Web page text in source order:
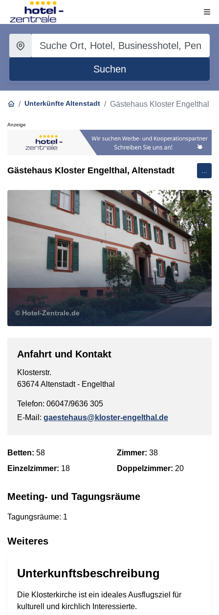
Suchen
Unterkünfte Altenstadt Gästehaus Kloster Engelthal
Anzeige
Gästehaus Kloster Engelthal, Altenstadt
© Hotel-Zentrale.de
Anfahrt und Kontakt
Klosterstr.
63674 Altenstadt - Engelthal
Telefon: 06047/9636 305
E-Mail: gaestehaus@kloster-engelthal.de
Betten: 58 Zimmer: 38
Einzelzimmer: 18 Doppelzimmer: 20
Meeting- und Tagungsräume
Tagungsräume: 1
Weiteres
Unterkunftsbeschreibung
Die Klosterkirche ist ein ideales Ausflugsziel für
kulturell und kirchlich Interessierte.